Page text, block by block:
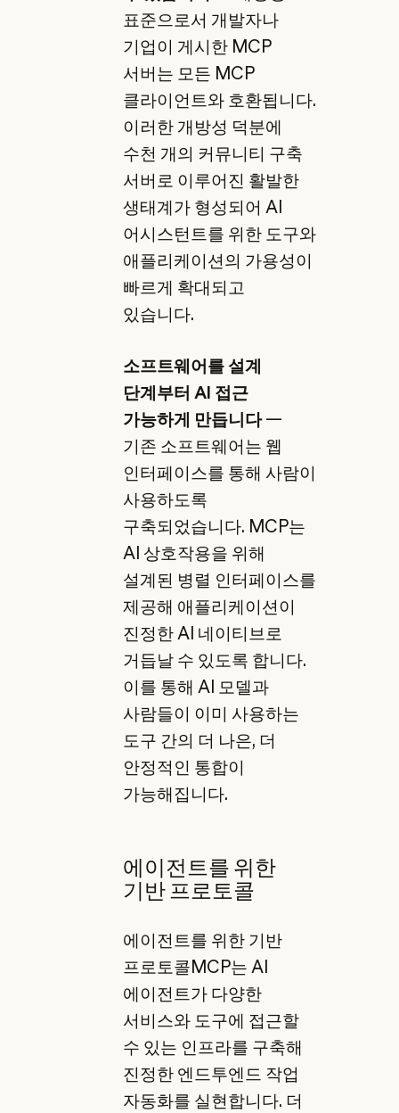
표준으로서 개발자나
기업이 게시한 MCP
서버는 모든 MCP
클라이언트와 호환됩니다.
이러한 개방성 덕분에
수천 개의 커뮤니티 구축
서버로 이루어진 활발한
생태계가 형성되어 AI
어시스턴트를 위한 도구와
애플리케이션의 가용성이
빠르게 확대되고
있습니다.
소프트웨어를 설계
단계부터 AI 접근
가능하게 만듭니다—
기존 소프트웨어는 웹
인터페이스를 통해 사람이
사용하도록
구축되었습니다. MCP는
AI 상호작용을 위해
설계된 병렬 인터페이스를
제공해 애플리케이션이
진정한 AI 네이티브로
거듭날 수 있도록 합니다.
이를 통해 AI 모델과
사람들이 이미 사용하는
도구 간의 더 나은, 더
안정적인 통합이
가능해집니다.
에이전트를 위한
기반 프로토콜
에이전트를 위한 기반
프로토콜MCP는 AI
에이전트가 다양한
서비스와 도구에 접근할
수 있는 인프라를 구축해
진정한 엔드투엔드 작업
자동화를 실현합니다. 더